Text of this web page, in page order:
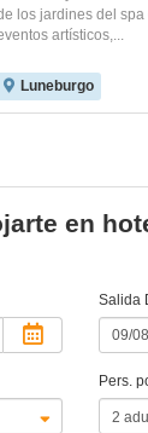
los jardines del
artísticos,...
Luneburgo
en
Salida
Pers.